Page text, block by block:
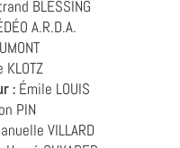
BLESSING
A.R.D.A.
KLOTZ
: Émile LOUIS
PIN
VILLARD